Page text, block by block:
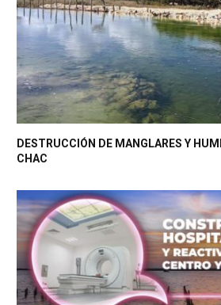
DESTRUCCIÓN DE MANGLARES Y
CHAC